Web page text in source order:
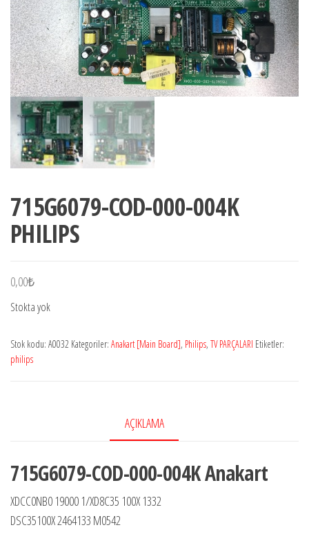
715G6079-COD-000-004K
PHILIPS
0,00₺
Stokta yok
Stok kodu: A0032 Kategoriler: Anakart [Main Board], Philips, TV PARÇALARI Etiketler:
philips
AÇIKLAMA
715G6079-COD-000-004K Anakart
XDCC0NB0 19000 1/XD8C35 100X 1332
DSC35100X 2464133 M0542